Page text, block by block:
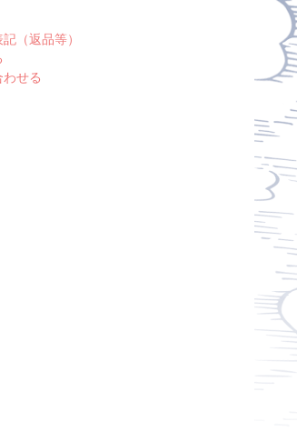
（返品等）
せる